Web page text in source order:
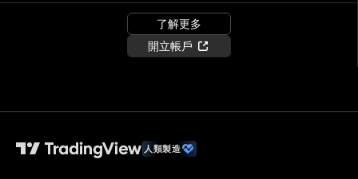
了解更多
開立帳戶
人類製造